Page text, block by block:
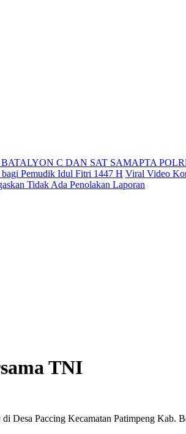
C DAN SAT SAMAPTA
bagi Pemudik Idul Fitri 1447 H Viral Video
Tidak Ada Penolakan Laporan
TNI
Desa Paccing Kecamatan Patimpeng Kab.